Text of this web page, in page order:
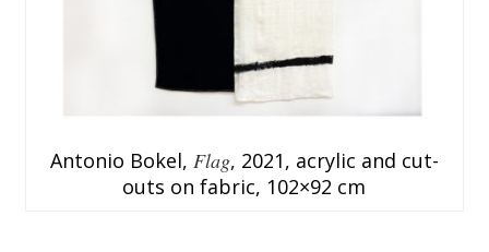
Antonio Bokel, Flag, 2021, acrylic and cut-
outs on fabric, 102×92 cm